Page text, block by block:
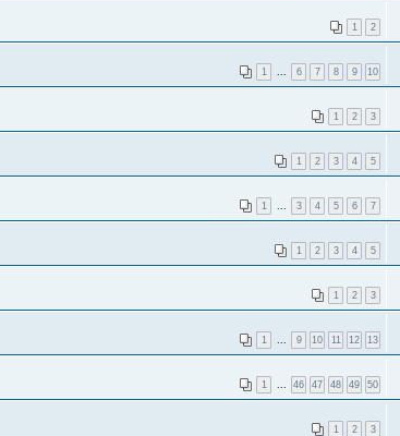
1 2
1 ... 6 7 8 9 10
1 2 3
1 2 3 4 5
1 ... 3 4 5 6 7
1 2 3 4 5
1 2 3
1 ... 9 10 11 12 13
1 ... 46 47 48 49 50
1 2 3